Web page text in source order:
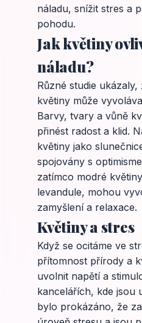
náladu, snížit stres a
pohodu.
Jak květiny
náladu?
Různé studie
květiny může
Barvy, tvary a vůně
přinést radost a klid.
květiny jako
spojovány s
zatímco modré
levandule, mohou
zamyšlení a relaxace.
Květiny a stres
Když se ocitáme ve
přítomnost přírody a
uvolnit napětí a
kancelářích, kde jsou
bylo prokázáno, že